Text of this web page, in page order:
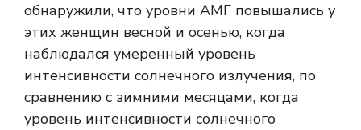
обнаружили, что уровни АМГ повышались у
этих женщин весной и осенью, когда
наблюдался умеренный уровень
интенсивности солнечного излучения, по
сравнению с зимними месяцами, когда
уровень интенсивности солнечного